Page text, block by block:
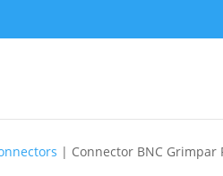
| Connector BNC Grimpar